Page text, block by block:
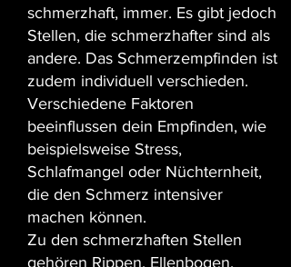
schmerzhaft, immer. Es gibt jedoch
Stellen, die schmerzhafter sind als
andere. Das Schmerzempfinden ist
zudem individuell verschieden.
Verschiedene Faktoren
beeinflussen dein Empfinden, wie
beispielsweise Stress,
Schlafmangel oder Nüchternheit,
die den Schmerz intensiver
machen können.
Zu den schmerzhaften Stellen
gehören Rippen, Ellenbogen,